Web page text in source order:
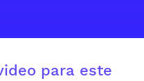
para este